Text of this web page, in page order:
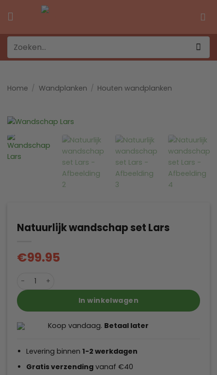
naar
naar:
Home / Wandplanken / Houten wandplanken
Natuurlijk wandschap set Lars
€99.95
Natuurlijk wandschap set Lars aantal
In winkelwagen
Koop vandaag. Betaal later
Levering binnen 1-2 werkdagen
Gratis verzendingvanaf €40